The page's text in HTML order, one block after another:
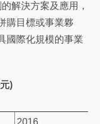
解決方案及應用，
購目標或事業夥
國際化規模的事業
)
2016